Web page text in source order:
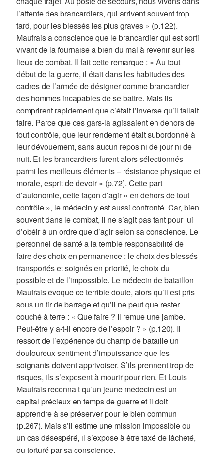
l’attente des brancardiers, qui arrivent souvent trop
tard, pour les blessés les plus graves » (p.122).
Maufrais a conscience que le brancardier qui est sorti
vivant de la fournaise a bien du mal à revenir sur les
lieux de combat. Il fait cette remarque : « Au tout
début de la guerre, il était dans les habitudes des
cadres de l’armée de désigner comme brancardier
des hommes incapables de se battre. Mais ils
comprirent rapidement que c’était l’inverse qu’il fallait
faire. Parce que ces gars-là agissaient en dehors de
tout contrôle, que leur rendement était subordonné à
leur dévouement, sans aucun repos ni de jour ni de
nuit. Et les brancardiers furent alors sélectionnés
parmi les meilleurs éléments – résistance physique et
morale, esprit de devoir » (p.72). Cette part
d’autonomie, cette façon d’agir « en dehors de tout
contrôle », le médecin y est aussi confronté. Car, bien
souvent dans le combat, il ne s’agit pas tant pour lui
d’obéir à un ordre que d’agir selon sa conscience. Le
personnel de santé a la terrible responsabilité de
faire des choix en permanence : le choix des blessés
transportés et soignés en priorité, le choix du
possible et de l’impossible. Le médecin de bataillon
Maufrais évoque ce terrible doute, alors qu’il est pris
sous un tir de barrage et qu’il ne peut que rester
couché à terre : « Que faire ? Il remue une jambe.
Peut-être y a-t-il encore de l’espoir ? » (p.120). Il
ressort de l’expérience du champ de bataille un
douloureux sentiment d’impuissance que les
soignants doivent apprivoiser. S’ils prennent trop de
risques, ils s’exposent à mourir pour rien. Et Louis
Maufrais reconnaît qu’un jeune médecin est un
capital précieux en temps de guerre et il doit
apprendre à se préserver pour le bien commun
(p.267). Mais s’il estime une mission impossible ou
un cas désespéré, il s’expose à être taxé de lâcheté,
ou torturé par sa conscience.